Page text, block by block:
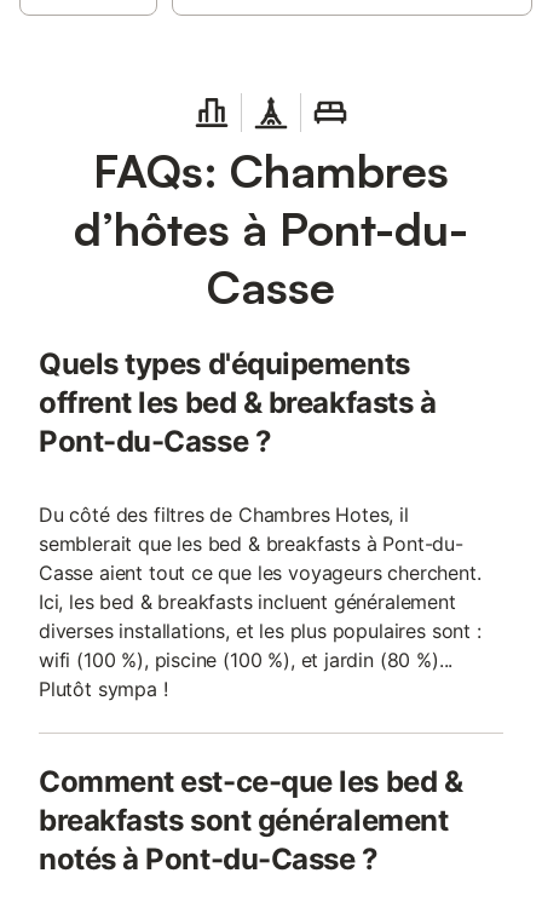
partie du terrain est
vous entendrez
nature — et avec un
vous apercevrez
FAQs: Chambres
d’hôtes à Pont-du-
Casse
Quels types d'équipements
offrent les bed & breakfasts à
Pont-du-Casse ?
Du côté des filtres de Chambres Hotes, il
semblerait que les bed & breakfasts à Pont-du-
Casse aient tout ce que les voyageurs cherchent.
Ici, les bed & breakfasts incluent généralement
diverses installations, et les plus populaires sont :
wifi (100 %), piscine (100 %), et jardin (80 %)...
Plutôt sympa !
Comment est-ce-que les bed &
breakfasts sont généralement
notés à Pont-du-Casse ?